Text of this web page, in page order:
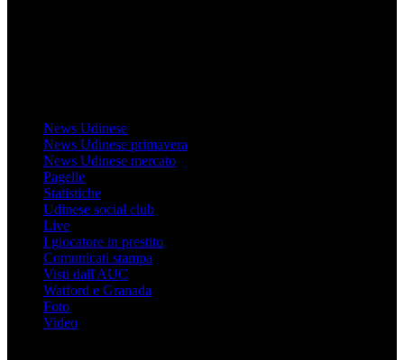
News Udinese
News Udinese primavera
News Udinese mercato
Pagelle
Statistiche
Udinese social club
Live
I giocatore in prestito
Comunicati stampa
Visti dall'AUC
Watford e Granada
Foto
Video